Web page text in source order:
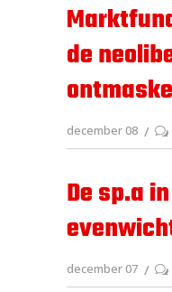
de
december 08
De sp.a
december 07